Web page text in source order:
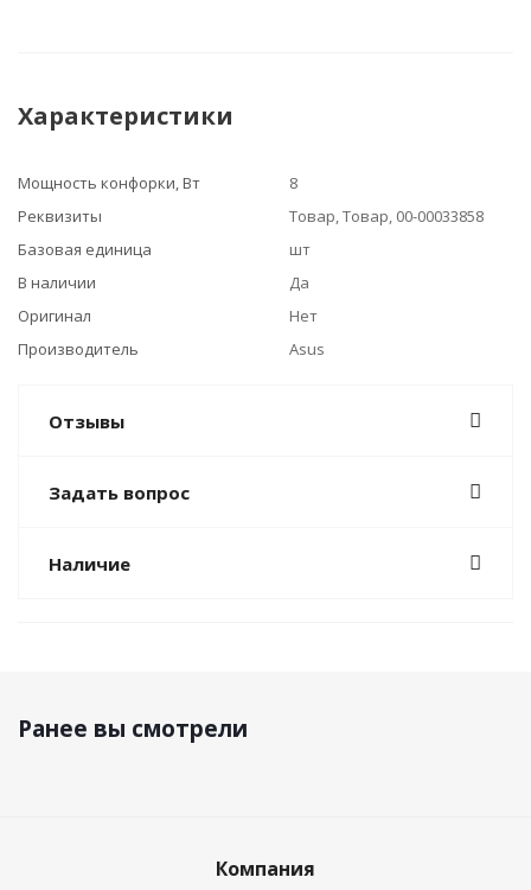
Характеристики
Мощность конфорки, Вт
8
Реквизиты
Товар, Товар, 00-00033858
Базовая единица
шт
В наличии
Да
Оригинал
Нет
Производитель
Asus
Отзывы
Задать вопрос
Наличие
Ранее вы смотрели
Компания